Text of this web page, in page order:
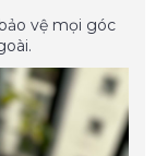
vệ mọi góc